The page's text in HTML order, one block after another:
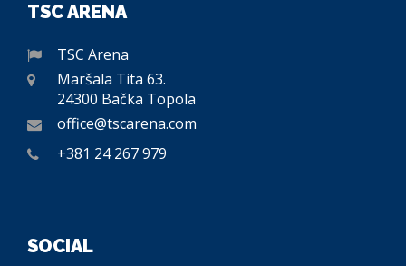
TSC ARENA
TSC Arena
Maršala Tita 63.
24300 Bačka Topola
office@tscarena.com
+381 24 267 979
SOCIAL